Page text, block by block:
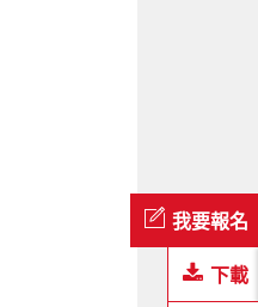
我要報名
下載